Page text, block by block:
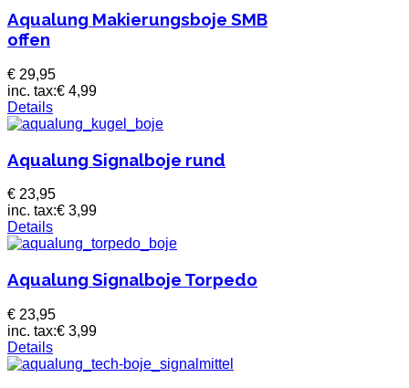
Aqualung Makierungsboje SMB
offen
€ 29,95
inc. tax:€ 4,99
Details
Aqualung Signalboje rund
€ 23,95
inc. tax:€ 3,99
Details
Aqualung Signalboje Torpedo
€ 23,95
inc. tax:€ 3,99
Details